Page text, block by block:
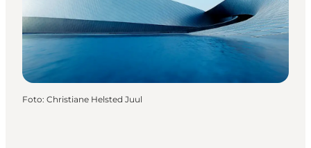
Foto: Christiane Helsted Juul